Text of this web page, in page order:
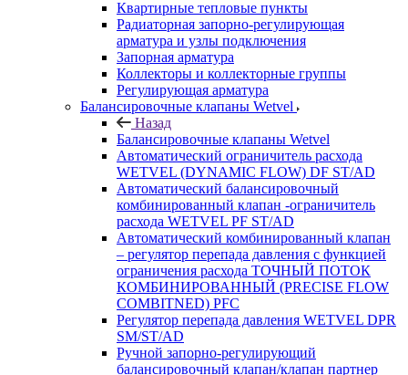
Квартирные тепловые пункты
Радиаторная запорно-регулирующая
арматура и узлы подключения
Запорная арматура
Коллекторы и коллекторные группы
Регулирующая арматура
Балансировочные клапаны Wetvel
Назад
Балансировочные клапаны Wetvel
Автоматический ограничитель расхода
WETVEL (DYNAMIC FLOW) DF ST/AD
Автоматический балансировочный
комбинированный клапан -ограничитель
расхода WETVEL PF ST/AD
Автоматический комбинированный клапан
– регулятор перепада давления с функцией
ограничения расхода ТОЧНЫЙ ПОТОК
КОМБИНИРОВАННЫЙ (PRECISE FLOW
COMBIТNED) PFC
Регулятор перепада давления WETVEL DPR
SM/ST/AD
Ручной запорно-регулирующий
балансировочный клапан/клапан партнер